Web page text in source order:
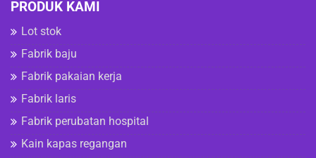
PRODUK KAMI
Lot stok
Fabrik baju
Fabrik pakaian kerja
Fabrik laris
Fabrik perubatan hospital
Kain kapas regangan